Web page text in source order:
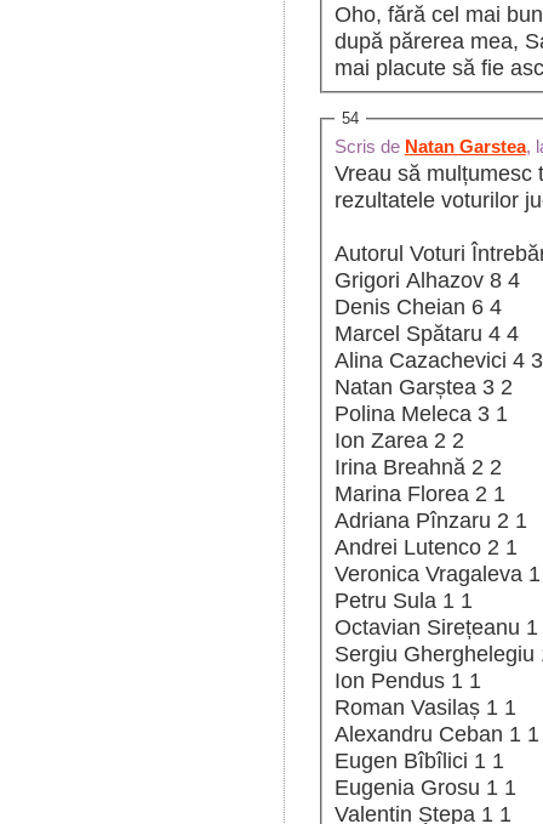
Oho, fără cel mai
după părerea mea,
mai placute să fie
54
Scris de Natan Garstea,
Vreau să mulțumesc
rezultatele voturilor
Autorul Voturi
Grigori Alhazov 8 4
Denis Cheian 6 4
Marcel Spătaru 4 4
Alina
Natan Garștea 3 2
Polina Meleca 3 1
Ion Zarea 2 2
Irina Breahnă 2 2
Marina Florea 2 1
Adriana Pînzaru 2 1
Andrei Lutenco 2 1
Petru Sula 1 1
Ion Pendus 1 1
Roman Vasilaș 1 1
Alexandru Ceban
Eugen Bîbîlici 1 1
Eugenia Grosu 1 1
Valentin Ștepa 1 1